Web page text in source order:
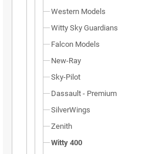
Western Models
Witty Sky Guardians
Falcon Models
New-Ray
Sky-Pilot
Dassault - Premium
SilverWings
Zenith
Witty 400